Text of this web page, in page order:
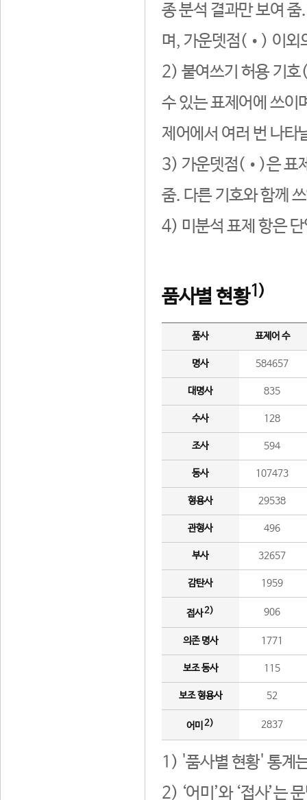
종 분석 결과만 보여
며, 가운뎃점(•) 이외
2) 붙여쓰기 허용 기호
수 있는 표제어에 쓰이
제어에서 여러 번 나타
3) 가운뎃점(•)은 표
줌. 다른 기호와 함께
4) 미분석 표제 항은
품사별 현황1)
품사 표제어 수
명사 584657
대명사 835
수사 128
조사 594
동사 107473
형용사 29538
관형사 496
부사 32657
감탄사 1959
접사2) 906
의존 명사 1771
보조 동사 115
보조 형용사 52
어미 2) 2837
1) '품사별 현황' 통계
2) ‘어미’와 ‘접사’는